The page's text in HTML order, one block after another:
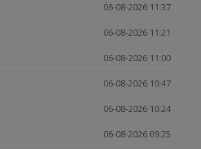
06-08-2026 11:37
06-08-2026 11:21
06-08-2026 11:00
06-08-2026 10:47
06-08-2026 10:24
06-08-2026 09:25